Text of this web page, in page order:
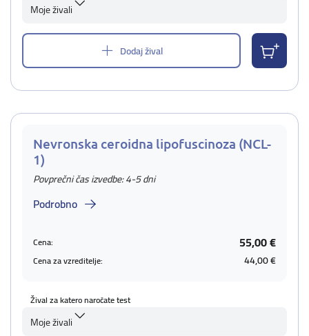
Moje živali
Dodaj žival
Nevronska ceroidna lipofuscinoza (NCL-
1)
Povprečni čas izvedbe: 4-5 dni
Podrobno
Cena: 55,00 €
Cena za vzreditelje: 44,00 €
Žival za katero naročate test
Moje živali